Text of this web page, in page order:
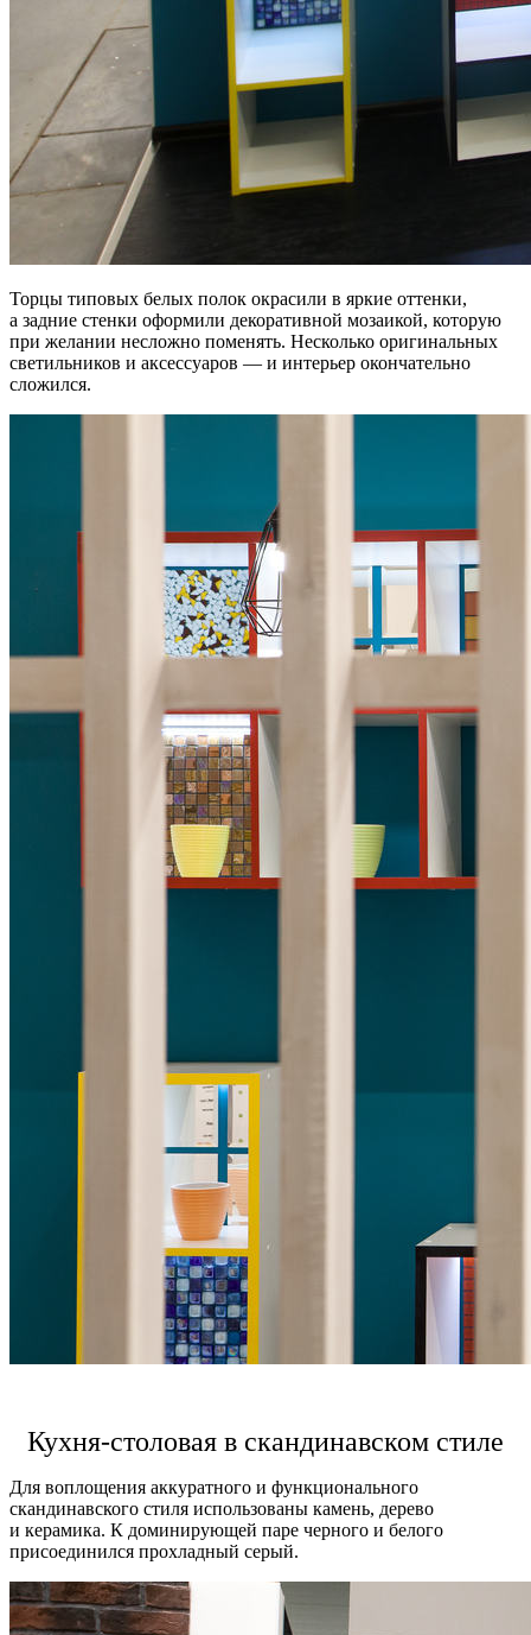
Торцы типовых белых полок окрасили в яркие оттенки,
а задние стенки оформили декоративной мозаикой, которую
при желании несложно поменять. Несколько оригинальных
светильников и аксессуаров — и интерьер окончательно
сложился.
Кухня-столовая в скандинавском стиле
Для воплощения аккуратного и функционального
скандинавского стиля использованы камень, дерево
и керамика. К доминирующей паре черного и белого
присоединился прохладный серый.